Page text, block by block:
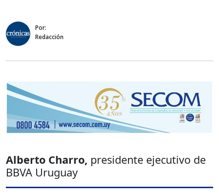
Por:
Redacción
Alberto Charro, presidente ejecutivo de
BBVA Uruguay